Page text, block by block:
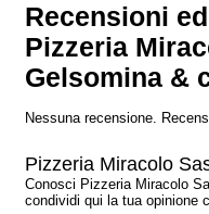
Recensioni
Pizzeria
Gelsomina &
Nessuna recensione.
Pizzeria Miracolo
Conosci Pizzeria Miracolo
condividi qui la tua opinione